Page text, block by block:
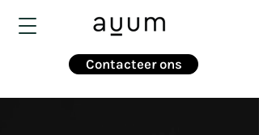
Contacteer ons